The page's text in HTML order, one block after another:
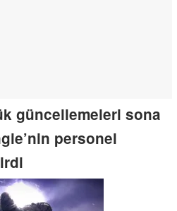
güncellemeleri sona
personel